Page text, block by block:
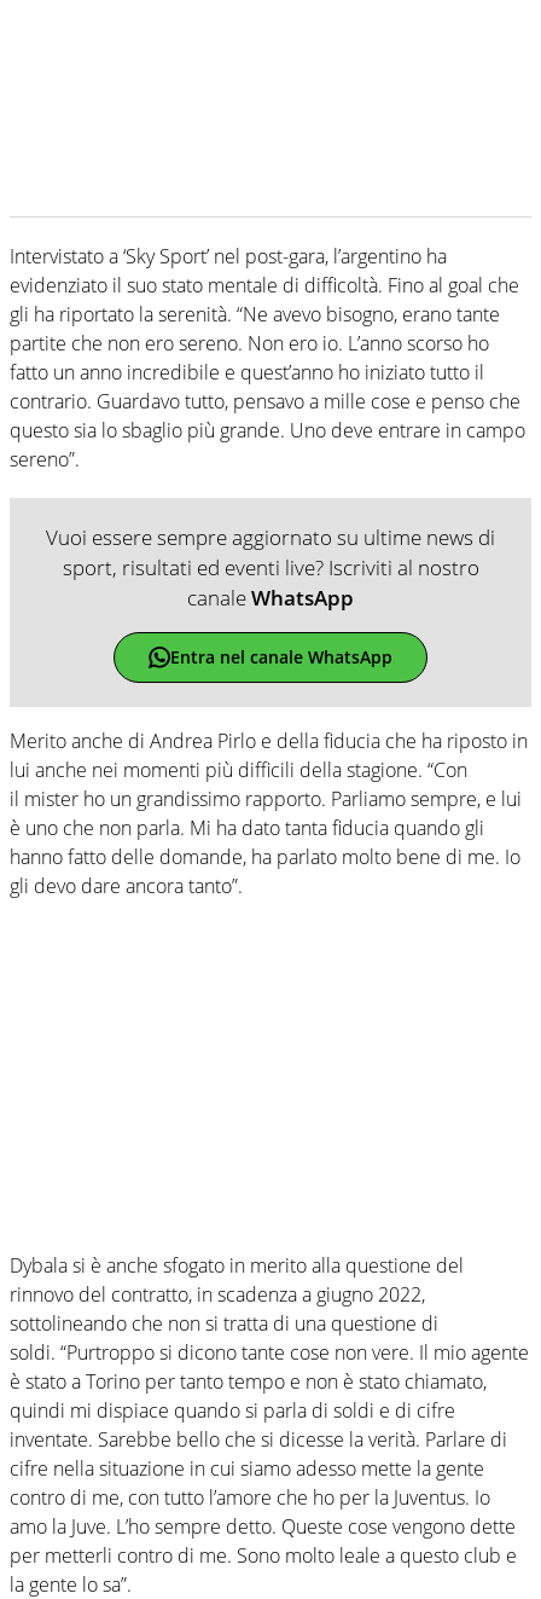
Intervistato a ‘Sky Sport’ nel post-gara, l’argentino ha
evidenziato il suo stato mentale di difficoltà. Fino al goal che
gli ha riportato la serenità. “Ne avevo bisogno, erano tante
partite che non ero sereno. Non ero io. L’anno scorso ho
fatto un anno incredibile e quest’anno ho iniziato tutto il
contrario. Guardavo tutto, pensavo a mille cose e penso che
questo sia lo sbaglio più grande. Uno deve entrare in campo
sereno”.
Vuoi essere sempre aggiornato su ultime news di
sport, risultati ed eventi live? Iscriviti al nostro
canaleWhatsApp
Entra nel canale WhatsApp
Merito anche di Andrea Pirlo e della fiducia che ha riposto in
lui anche nei momenti più difficili della stagione. “Con
il mister ho un grandissimo rapporto. Parliamo sempre, e lui
è uno che non parla. Mi ha dato tanta fiducia quando gli
hanno fatto delle domande, ha parlato molto bene di me. Io
gli devo dare ancora tanto”.
Dybala si è anche sfogato in merito alla questione del
rinnovo del contratto, in scadenza a giugno 2022,
sottolineando che non si tratta di una questione di
soldi. “Purtroppo si dicono tante cose non vere. Il mio agente
è stato a Torino per tanto tempo e non è stato chiamato,
quindi mi dispiace quando si parla di soldi e di cifre
inventate. Sarebbe bello che si dicesse la verità. Parlare di
cifre nella situazione in cui siamo adesso mette la gente
contro di me, con tutto l’amore che ho per la Juventus. Io
amo la Juve. L’ho sempre detto. Queste cose vengono dette
per metterli contro di me. Sono molto leale a questo club e
la gente lo sa”.